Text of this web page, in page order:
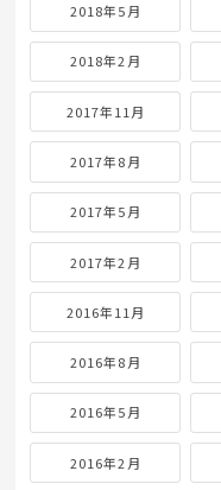
2018年5月
2018年2月
2017年11月
2017年8月
2017年5月
2017年2月
2016年11月
2016年8月
2016年5月
2016年2月